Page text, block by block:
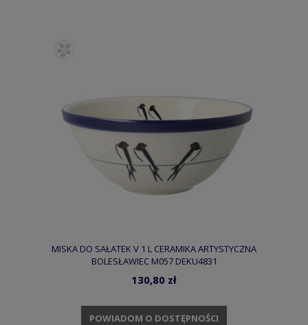
MISKA DO SAŁATEK V 1 L CERAMIKA ARTYSTYCZNA
BOLESŁAWIEC M057 DEKU4831
130,80 zł
POWIADOM O DOSTĘPNOŚCI